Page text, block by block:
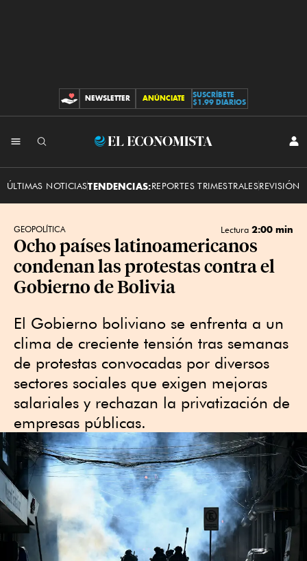
CONTRIBUCIONES
NEWSLETTER ANÚNCIATE
SUSCRÍBETE
$1.99 DIARIOS
El
ÚLTIMAS NOTICIASTENDENCIAS:REPORTES TRIMESTRALESREVISIÓN
GEOPOLÍTICA Lectura 2:00 min
Ocho países latinoamericanos
condenan las protestas contra el
Gobierno de Bolivia
El Gobierno boliviano se enfrenta a un
clima de creciente tensión tras semanas
de protestas convocadas por diversos
sectores sociales que exigen mejoras
salariales y rechazan la privatización de
empresas públicas.